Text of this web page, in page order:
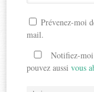
Prévenez-moi
mail.
Notifiez-moi
pouvez aussivous